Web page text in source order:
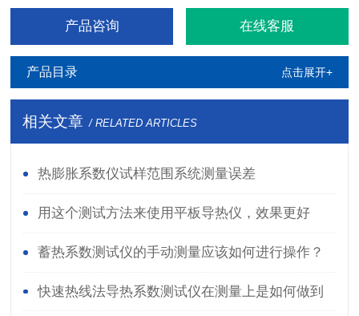
产品咨询 在线客服
产品目录 点击展开+
相关文章 / RELATED ARTICLES
热膨胀系数仪试样范围系统测量误差
用这个测试方法来使用平板导热仪，效果更好
哦！蓄热系数测试仪的手动测量应该如何进行操作？
快速热线法导热系数测试仪在测量上是如何做到